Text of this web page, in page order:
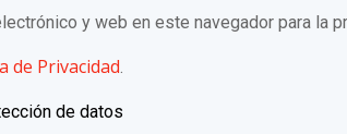
y web en este navegador para la
de Privacidad
de datos